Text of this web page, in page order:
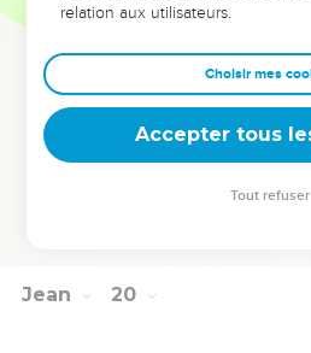
A l’endroit où l’on avait mis
lequel on n’avait jamais déposé
Comme c’était la veille du
tombeau était tout proche, ils y
© Société biblique française – Bibli’O, 1997,
Jean 20
relation aux utilisateurs.
Choisir mes
Accepter tous
Tout refuser